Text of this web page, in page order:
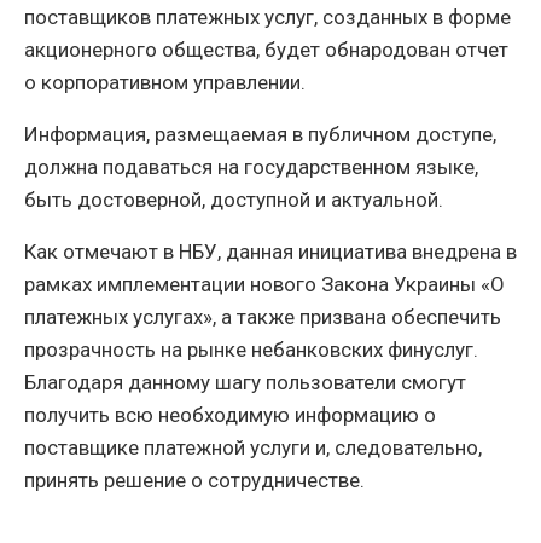
поставщиков платежных услуг, созданных в форме
акционерного общества, будет обнародован отчет
о корпоративном управлении.
Информация, размещаемая в публичном доступе,
должна подаваться на государственном языке,
быть достоверной, доступной и актуальной.
Как отмечают в НБУ, данная инициатива внедрена в
рамках имплементации нового Закона Украины «О
платежных услугах», а также призвана обеспечить
прозрачность на рынке небанковских финуслуг.
Благодаря данному шагу пользователи смогут
получить всю необходимую информацию о
поставщике платежной услуги и, следовательно,
принять решение о сотрудничестве.